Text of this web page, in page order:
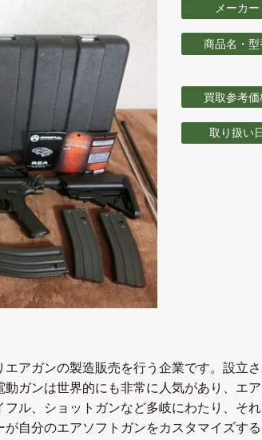
メーカー
商品名・型
買取参考価
取り扱い
アガンの製造販売を行う企業です。設立
ガンは世界的にも非常に人気があり、エ
ル、ショットガンなど多岐にわたり、そ
自分のエアソフトガンをカスタマイズす